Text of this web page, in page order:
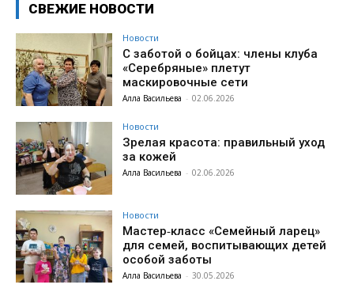
СВЕЖИЕ НОВОСТИ
Новости
С заботой о бойцах: члены клуба
«Серебряные» плетут
маскировочные сети
Алла Васильева - 02.06.2026
Новости
Зрелая красота: правильный уход
за кожей
Алла Васильева - 02.06.2026
Новости
Мастер‑класс «Семейный ларец»
для семей, воспитывающих детей
особой заботы
Алла Васильева - 30.05.2026